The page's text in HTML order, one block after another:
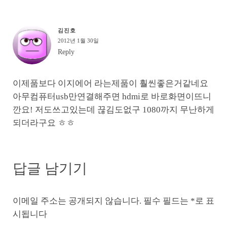
김진호
2012년 1월 30일
Reply
이제품보다 이지에어 라는제품이 훨씬좋은거같네요
아무컴퓨터usb만연결해주면 hdmi로 바로화면이뜨니
깐요! 저도쓰고있는데 끊김도없구 1080까지 무난하게
되더라구요 ㅎㅎ
답글 남기기
이메일 주소는 공개되지 않습니다. 필수 필드는 * 로 표
시됩니다